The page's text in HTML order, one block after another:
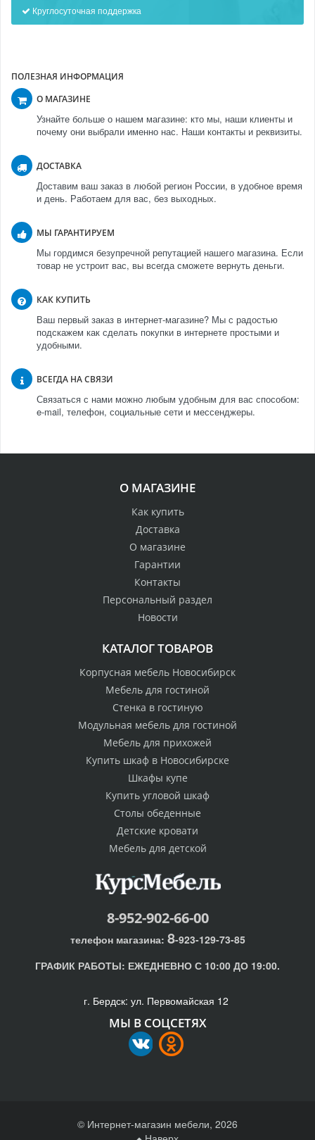
Круглосуточная поддержка
ПОЛЕЗНАЯ ИНФОРМАЦИЯ
О МАГАЗИНЕ
Узнайте больше о нашем магазине: кто мы, наши клиенты и
почему они выбрали именно нас. Наши контакты и реквизиты.
ДОСТАВКА
Доставим ваш заказ в любой регион России, в удобное время
и день. Работаем для вас, без выходных.
МЫ ГАРАНТИРУЕМ
Мы гордимся безупречной репутацией нашего магазина. Если
товар не устроит вас, вы всегда сможете вернуть деньги.
КАК КУПИТЬ
Ваш первый заказ в интернет-магазине? Мы с радостью
подскажем как сделать покупки в интернете простыми и
удобными.
ВСЕГДА НА СВЯЗИ
Связаться с нами можно любым удобным для вас способом:
e-mail, телефон, социальные сети и мессенджеры.
О МАГАЗИНЕ
Как купить
Доставка
О магазине
Гарантии
Контакты
Персональный раздел
Новости
КАТАЛОГ ТОВАРОВ
Корпусная мебель Новосибирск
Мебель для гостиной
Стенка в гостиную
Модульная мебель для гостиной
Мебель для прихожей
Купить шкаф в Новосибирске
Шкафы купе
Купить угловой шкаф
Столы обеденные
Детские кровати
Мебель для детской
8-952-902-66-00
телефон магазина: 8-923-129-73-85
ГРАФИК РАБОТЫ: ЕЖЕДНЕВНО С 10:00 ДО 19:00.
г. Бердск: ул. Первомайская 12
МЫ В СОЦСЕТЯХ
© Интернет-магазин мебели, 2026